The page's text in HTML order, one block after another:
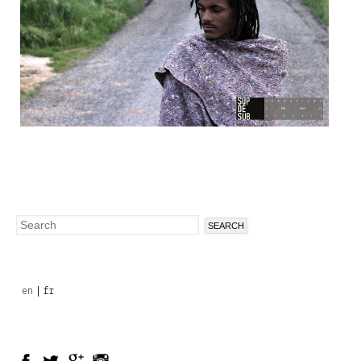
Search
en fr